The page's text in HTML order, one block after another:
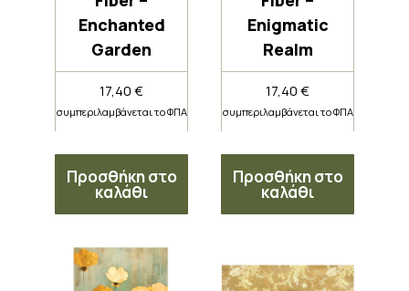
Enchanted
Garden
17,40€
συμπεριλαμβάνεται το ΦΠΑ
Προσθήκη στο
καλάθι
Enigmatic
Realm
17,40€
συμπεριλαμβάνεται το ΦΠΑ
Προσθήκη στο
καλάθι